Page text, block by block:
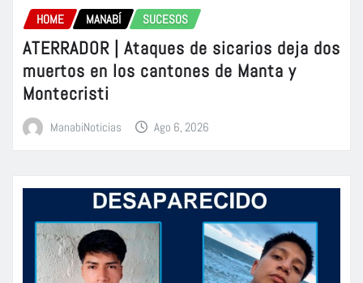
HOME MANABÍ SUCESOS
ATERRADOR | Ataques de sicarios deja dos
muertos en los cantones de Manta y
Montecristi
ManabiNoticias Ago 6, 2026